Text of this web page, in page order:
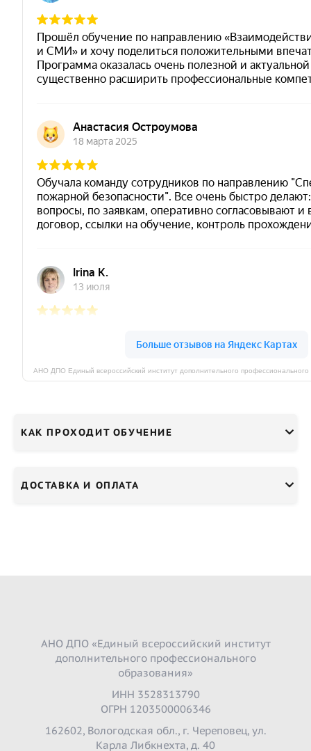
КАК ПРОХОДИТ ОБУЧЕНИЕ
ДОСТАВКА И ОПЛАТА
АНО ДПО «Единый всероссийский институт
дополнительного профессионального
образования»
ИНН 3528313790
ОГРН 1203500006346
162602, Вологодская обл., г. Череповец, ул.
Карла Либкнехта, д. 40